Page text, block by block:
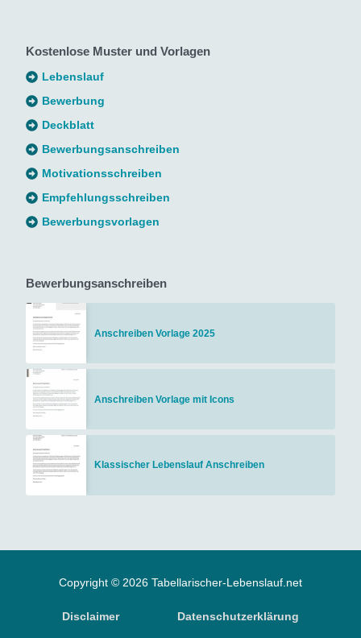
Kostenlose Muster und Vorlagen
Lebenslauf
Bewerbung
Deckblatt
Bewerbungsanschreiben
Motivationsschreiben
Empfehlungsschreiben
Bewerbungsvorlagen
Bewerbungsanschreiben
Anschreiben Vorlage 2025
Anschreiben Vorlage mit Icons
Klassischer Lebenslauf Anschreiben
Copyright © 2026 Tabellarischer-Lebenslauf.net
Disclaimer Datenschutzerklärung